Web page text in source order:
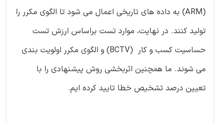
(ARM) به داده های تاریخی اعمال می شود تا الگوی مکرر را
تولید کنند. در نهایت، موارد تست براساس ارزش تست
حساسیت کسب و کار (BCTV) و الگوی مکرر اولویت بندی
می شوند. ما همچنین اثربخشی روش پیشنهادی را با
تعیین درصد تشخیص خطا تایید کرده ایم.